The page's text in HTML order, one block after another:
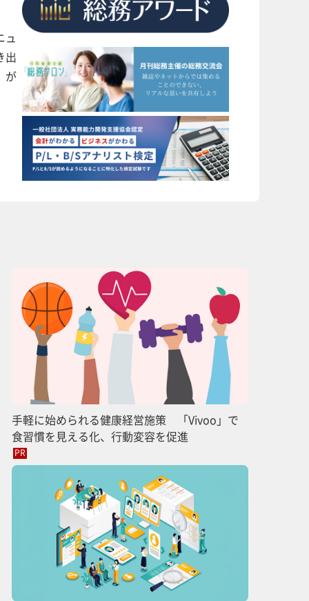
ュ
出
が
手軽に始められる健康経営施策 「Vivoo」で
食習慣を見える化、行動変容を促進
PR